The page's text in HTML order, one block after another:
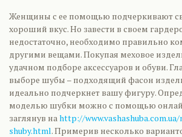
Женщины с ее помощью подчеркивают
хороший вкус. Но завести в своем
недостаточно, необходимо правильно
другими вещами. Покупая меховое
удачном подборе аксессуаров и обуви.
выборе шубы – подходящий фасон
идеально подчеркнет вашу фигуру.
моделью шубки можно с помощью
заглянув наhttp://
shuby.html. Примерив несколько